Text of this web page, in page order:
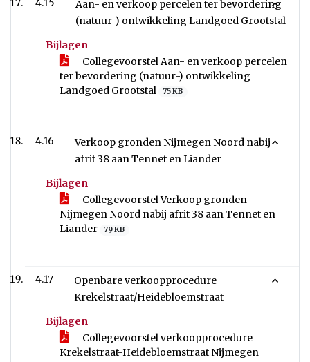
4.15
Aan- en verkoop percelen ter bevordering
(natuur-) ontwikkeling Landgoed Grootstal
Bijlagen
Collegevoorstel Aan- en verkoop percelen
ter bevordering (natuur-) ontwikkeling
Landgoed Grootstal
75 KB
4.16
Verkoop gronden Nijmegen Noord nabij
afrit 38 aan Tennet en Liander
Bijlagen
Collegevoorstel Verkoop gronden
Nijmegen Noord nabij afrit 38 aan Tennet en
Liander
79 KB
4.17
Openbare verkoopprocedure
Krekelstraat/Heidebloemstraat
Bijlagen
Collegevoorstel verkoopprocedure
Krekelstraat-Heidebloemstraat Nijmegen